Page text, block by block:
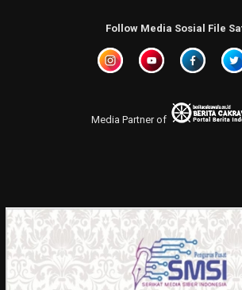
Follow Media Sosial File
Media Partner of